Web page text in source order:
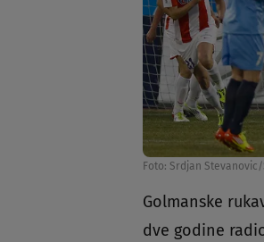
Foto: Srdjan
Golmanske
dve godine